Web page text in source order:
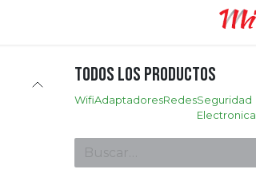
Todos los productos
WifiAdaptadoresRedesSeguridad
Electronica